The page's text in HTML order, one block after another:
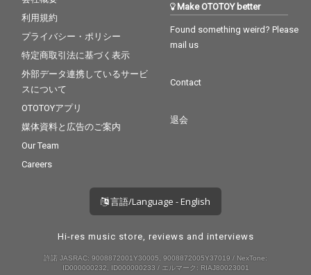
利用規約
プライバシー・ポリシー
特定商取引法に基づく表示
外部データ連携しているサービ
スについて
OTOTOYアプリ
媒体資料と広告のご案内
Our Team
Careers
Make OTOTOY better
Found something weird? Please
mail us
Contact
退会
言語/Language - English
Hi-res music store, reviews and interviews
許諾 JASRAC: 9008872001Y30005, 9008872005Y37019 / NexTone:
ID000000232, ID000000233 / エルマーク: RIAJ80023001